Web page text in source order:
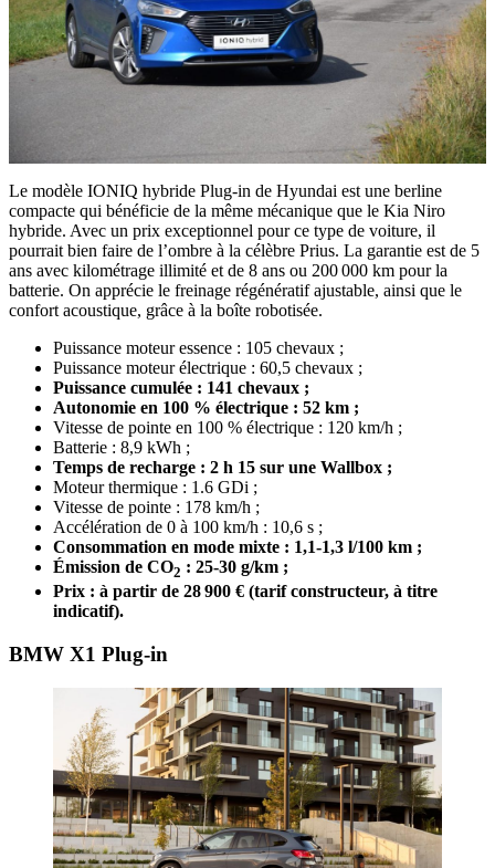
Le modèle IONIQ hybride Plug-in de Hyundai est une berline
compacte qui bénéficie de la même mécanique que le Kia Niro
hybride. Avec un prix exceptionnel pour ce type de voiture, il
pourrait bien faire de l’ombre à la célèbre Prius. La garantie est de 5
ans avec kilométrage illimité et de 8 ans ou 200 000 km pour la
batterie. On apprécie le freinage régénératif ajustable, ainsi que le
confort acoustique, grâce à la boîte robotisée.
Puissance moteur essence : 105 chevaux ;
Puissance moteur électrique : 60,5 chevaux ;
Puissance cumulée : 141 chevaux ;
Autonomie en 100 % électrique : 52 km ;
Vitesse de pointe en 100 % électrique : 120 km/h ;
Batterie : 8,9 kWh ;
Temps de recharge : 2 h 15 sur une Wallbox ;
Moteur thermique : 1.6 GDi ;
Vitesse de pointe : 178 km/h ;
Accélération de 0 à 100 km/h : 10,6 s ;
Consommation en mode mixte : 1,1-1,3 l/100 km ;
Émission de CO2 : 25-30 g/km ;
Prix : à partir de 28 900 € (tarif constructeur, à titre
indicatif).
BMW X1 Plug-in